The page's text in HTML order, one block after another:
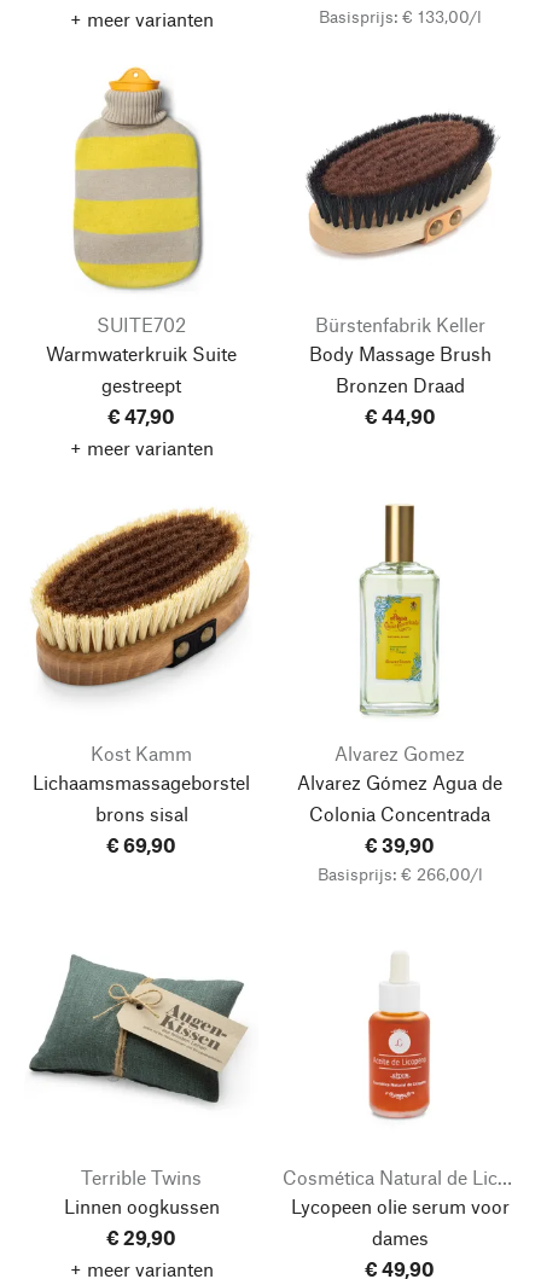
+ meer varianten
Basisprijs: € 133,00/l
SUITE702
Warmwaterkruik Suite
gestreept
€ 47,90
+ meer varianten
Bürstenfabrik Keller
Body Massage Brush
Bronzen Draad
€ 44,90
Kost Kamm
Lichaamsmassageborstel
brons sisal
€ 69,90
Alvarez Gomez
Alvarez Gómez Agua de
Colonia Concentrada
€ 39,90
Basisprijs: € 266,00/l
Terrible Twins
Linnen oogkussen
€ 29,90
+ meer varianten
Cosmética Natural de Licopeno
Lycopeen olie serum voor
dames
€ 49,90